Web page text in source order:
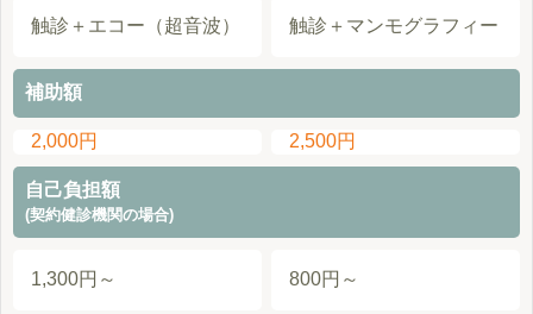
触診＋エコー（超音波） 触診＋マンモグラフィー
補助額
2,000円 2,500円
自己負担額
(契約健診機関の場合)
1,300円～ 800円～